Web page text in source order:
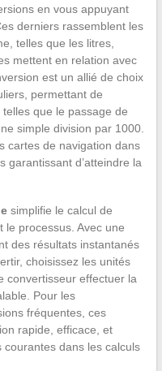
en vous appuyant
derniers rassemblent les
telles que les litres,
mettent en relation avec
est un allié de choix
permettant de
que le passage de
simple division par 1000.
cartes de navigation dans
garantissant d’atteindre la
simplifie le calcul de
le processus. Avec une
des résultats instantanés
choisissez les unités
convertisseur effectuer la
Pour les
fréquentes, ces
rapide, efficace, et
courantes dans les calculs